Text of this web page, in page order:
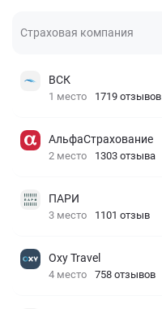
Страховая компания
ВСК
1 место 1719 отзывов
АльфаСтрахование
2 место 1303 отзыва
ПАРИ
3 место 1101 отзыв
Oxy Travel
4 место 758 отзывов